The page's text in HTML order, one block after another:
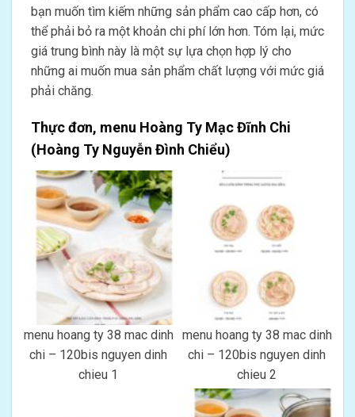
bạn muốn tìm kiếm những sản phẩm cao cấp hơn, có
thể phải bỏ ra một khoản chi phí lớn hơn. Tóm lại, mức
giá trung bình này là một sự lựa chọn hợp lý cho
những ai muốn mua sản phẩm chất lượng với mức giá
phải chăng.
Thực đơn, menu Hoàng Ty Mạc Đĩnh Chi
(Hoàng Ty Nguyễn Đình Chiểu)
menu hoang ty 38 mac dinh
chi – 120bis nguyen dinh
chieu 1
menu hoang ty 38 mac dinh
chi – 120bis nguyen dinh
chieu 2